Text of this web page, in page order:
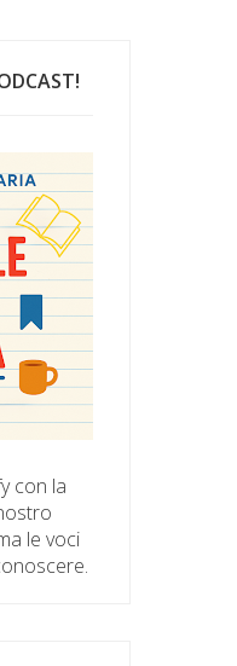
con la
le voci